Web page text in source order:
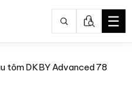
☰
tôm DKBY Advanced 78